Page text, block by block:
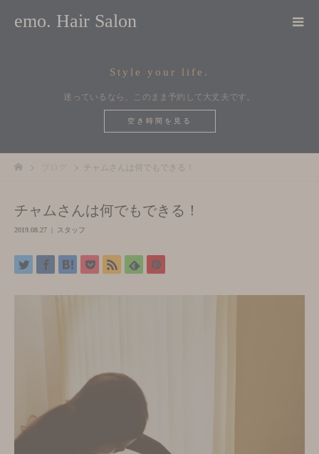
emo. Hair Salon
Style your life.
迷っているなら、このまま予約して大丈夫です。
空き時間を見る
チャムさんは何でもできる！
チャムさんは何でもできる！
2019.08.27 スタッフ